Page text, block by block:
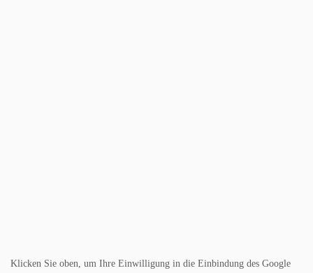
Klicken Sie oben, um Ihre Einwilligung in die Einbindung des Google